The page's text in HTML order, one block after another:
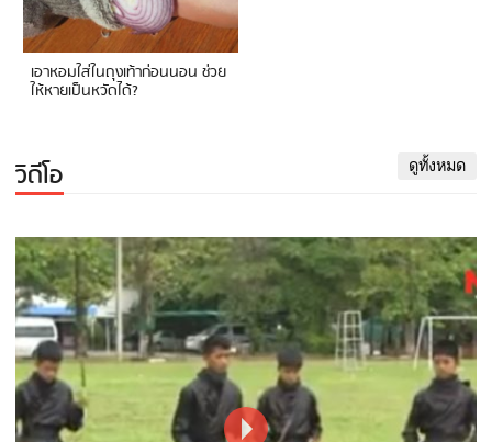
เอาหอมใส่ในถุงเท้าก่อนนอน ช่วย
ให้หายเป็นหวัดได้?
วิดีโอ ดูทั้งหมด